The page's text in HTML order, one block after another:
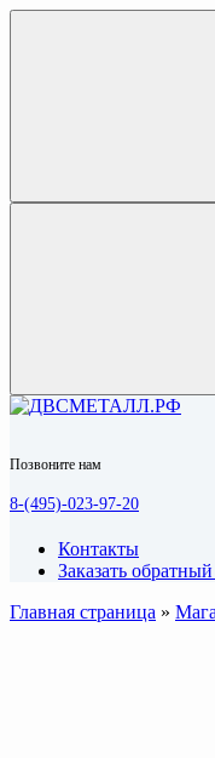
Позвоните нам
8-(495)-023-97-20
Контакты
Заказать
Главная страница »